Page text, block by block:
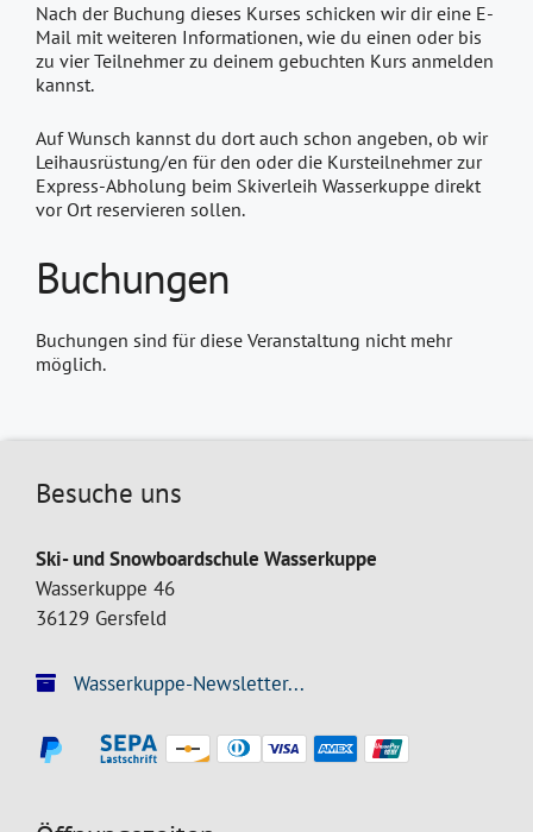
Nach der Buchung dieses Kurses schicken wir dir eine E-
Mail mit weiteren Informationen, wie du einen oder bis
zu vier Teilnehmer zu deinem gebuchten Kurs anmelden
kannst.
Auf Wunsch kannst du dort auch schon angeben, ob wir
Leihausrüstung/en für den oder die Kursteilnehmer zur
Express-Abholung beim Skiverleih Wasserkuppe direkt
vor Ort reservieren sollen.
Buchungen
Buchungen sind für diese Veranstaltung nicht mehr
möglich.
Besuche uns
Ski- und Snowboardschule Wasserkuppe
Wasserkuppe 46
36129 Gersfeld
Wasserkuppe-Newsletter...